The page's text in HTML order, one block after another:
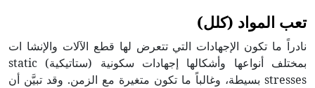
تعب المواد (كلل)
نادراً ما تكون الإجهادات التي تتعرض لها قطع الآلات والإنشا ات
بمختلف أنواعها وأشكالها إجهادات سكونية (ستاتيكية) static
stresses بسيطة، وغالباً ما تكون متغيرة مع الزمن. وقد تبيَّن أن